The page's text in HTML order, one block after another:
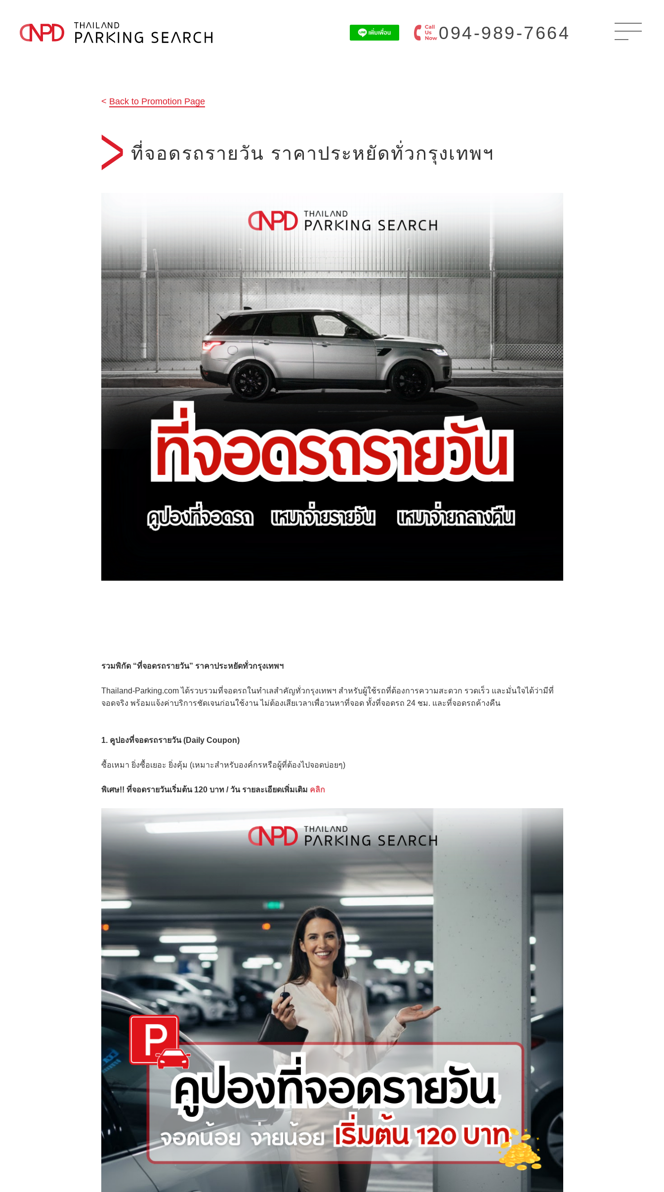
094-989-7664
Back to Promotion Page
ที่จอดรถรายวัน ราคาประหยัดทั่วกรุงเทพฯ
รวมพิกัด “ที่จอดรถรายวัน” ราคาประหยัดทั่วกรุงเทพฯ
Thailand-Parking.com ได้รวบรวมที่จอดรถในทำเลสำคัญทั่วกรุงเทพฯ สำหรับผู้ใช้รถที่ต้องการความสะดวก รวดเร็ว และมั่นใจได้ว่ามีที่
จอดจริง พร้อมแจ้งค่าบริการชัดเจนก่อนใช้งาน ไม่ต้องเสียเวลาเพื่อวนหาที่จอด ทั้งที่จอดรถ 24 ชม. และที่จอดรถค้างคืน
1. คูปองที่จอดรถรายวัน (Daily Coupon)
ซื้อเหมา ยิ่งซื้อเยอะ ยิ่งคุ้ม (เหมาะสำหรับองค์กรหรือผู้ที่ต้องไปจอดบ่อยๆ)
พิเศษ!! ที่จอดรายวันเริ่มต้น 120 บาท / วัน รายละเอียดเพิ่มเติม คลิก